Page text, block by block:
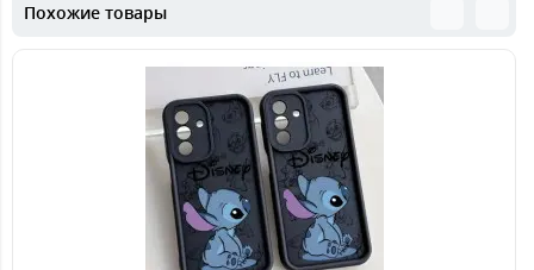
Похожие товары